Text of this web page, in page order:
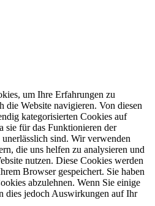
um Ihre Erfahrungen zu
die Website navigieren. Von diesen
kategorisierten Cookies auf
sie für das Funktionieren der
sind. Wir verwenden
die uns helfen zu analysieren und
nutzen. Diese Cookies werden
Browser gespeichert. Sie haben
abzulehnen. Wenn Sie einige
dies jedoch Auswirkungen auf Ihr